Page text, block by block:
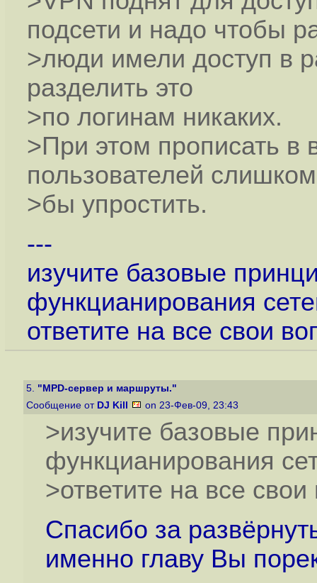
подсети и надо чтобы
>люди имели доступ в
разделить это
>по логинам никаких.
>При этом прописать
пользователей
>бы упростить.
---
изучите базовые
функцианирования
ответите на все свои
5. "MPD-сервер и маршруты."
Сообщение от DJ Kill on 23-Фев-09, 23:43
>изучите базовые
функцианирования
>ответите на все
Спасибо за
именно главу Вы